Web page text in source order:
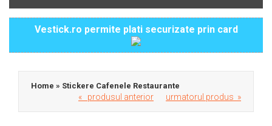
Vestick.ro permite plati securizate prin card
Home » Stickere Cafenele Restaurante
« produsul anterior urmatorul produs »